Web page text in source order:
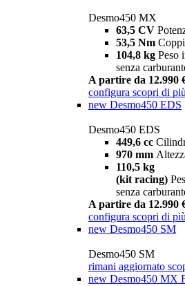
Desmo450 MX
63,5 CV
53,5 Nm
104,8 kg Peso
senza
A partire da 12.990
configura scopri di più
new Desmo450 EDS
Desmo450 EDS
449,6 cc
970 mm
110,5 kg
(kit racing)
senza
A partire da 12.990
configura scopri di più
new Desmo450 SM
Desmo450 SM
rimani aggiornato
new Desmo450 MX